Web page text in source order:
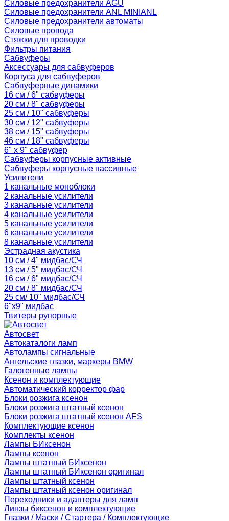
Силовые предохранители AGU
Силовые предохранители ANL MINIANL
Силовые предохранители автоматы
Силовые провода
Стяжки для проводки
Фильтры питания
Сабвуферы
Аксессуары для сабвуферов
Корпуса для сабвуферов
Сабвуферные динамики
16 см / 6" сабвуферы
20 см / 8" сабвуферы
25 см / 10" сабвуферы
30 см / 12" сабвуферы
38 см / 15" сабвуферы
46 см / 18" сабвуферы
6" x 9" сабвуфер
Сабвуферы корпусные активные
Сабвуферы корпусные пассивные
Усилители
1 канальные моноблоки
2 канальные усилители
3 канальные усилители
4 канальные усилители
5 канальные усилители
6 канальные усилители
8 канальные усилители
Эстрадная акустика
10 см / 4" мидбас/СЧ
13 см / 5" мидбас/СЧ
16 см / 6" мидбас/СЧ
20 см / 8" мидбас/СЧ
25 см/ 10" мидбас/СЧ
6"x9" мидбас
Твитеры рупорные
Автосвет
Автокаталоги ламп
Автолампы сигнальные
Ангельские глазки, маркеры BMW
Галогенные лампы
Ксенон и комплектующие
Автоматический корректор фар
Блоки розжига ксенон
Блоки розжига штатный ксенон
Блоки розжига штатный ксенон AFS
Комплектующие ксенон
Комплекты ксенон
Лампы БИксенон
Лампы ксенон
Лампы штатный БИксенон
Лампы штатный БИксенон оригинал
Лампы штатный ксенон
Лампы штатный ксенон оригинал
Переходники и адаптеры для ламп
Линзы биксенон и комплектующие
Глазки / Маски / Стартера / Комплектующие